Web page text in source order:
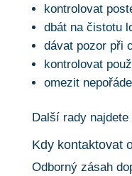
kontrolovat
dbát na čistotu
dávat pozor při
kontrolovat
omezit
Další rady
Kdy kontaktovat
Odborný zásah